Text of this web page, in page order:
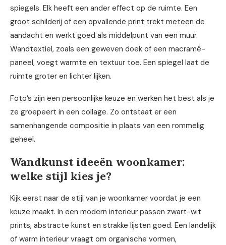
spiegels. Elk heeft een ander effect op de ruimte. Een
groot schilderij of een opvallende print trekt meteen de
aandacht en werkt goed als middelpunt van een muur.
Wandtextiel, zoals een geweven doek of een macramé-
paneel, voegt warmte en textuur toe. Een spiegel laat de
ruimte groter en lichter lijken.
Foto’s zijn een persoonlijke keuze en werken het best als je
ze groepeert in een collage. Zo ontstaat er een
samenhangende compositie in plaats van een rommelig
geheel.
Wandkunst ideeën woonkamer:
welke stijl kies je?
Kijk eerst naar de stijl van je woonkamer voordat je een
keuze maakt. In een modern interieur passen zwart-wit
prints, abstracte kunst en strakke lijsten goed. Een landelijk
of warm interieur vraagt om organische vormen,